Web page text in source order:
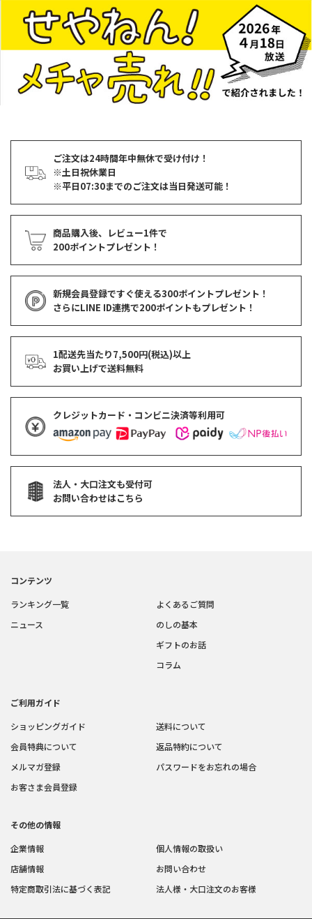
ご注文は24時間年中無休で受け付け！
※土日祝休業日
※平日07:30までのご注文は当日発送可能！
商品購入後、レビュー1件で
200ポイントプレゼント！
新規会員登録ですぐ使える300ポイントプレゼント！
さらにLINE ID連携で200ポイントもプレゼント！
1配送先当たり7,500円(税込)以上
お買い上げで送料無料
クレジットカード・コンビニ決済等利用可
法人・大口注文も受付可
お問い合わせはこちら
コンテンツ
ランキング一覧
ニュース
よくあるご質問
のしの基本
ギフトのお話
コラム
ご利用ガイド
ショッピングガイド
会員特典について
メルマガ登録
お客さま会員登録
送料について
返品特約について
パスワードをお忘れの場合
その他の情報
企業情報
店舗情報
特定商取引法に基づく表記
個人情報の取扱い
お問い合わせ
法人様・大口注文のお客様